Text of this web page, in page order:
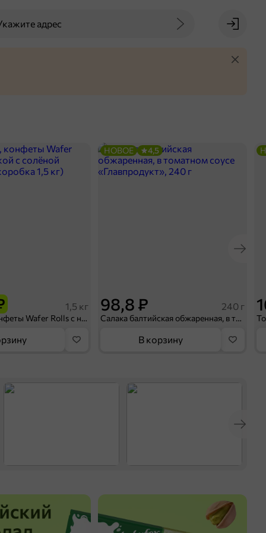
адрес
1,5 кг
«BabyFox», конфеты Wafer Rolls с начинкой с солёной карамелью (коробка 1,5 кг)
98,8 ₽ 240 г
Салака балтийская обжаренная, в томатном соусе «Главпродукт», 240 г
НОВОЕ 4,5
В корзину